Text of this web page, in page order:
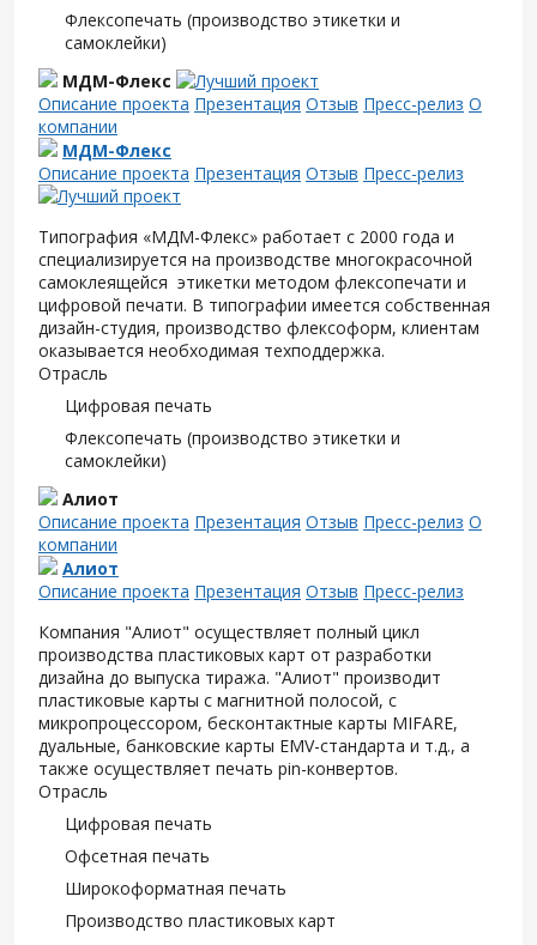
Флексопечать (производство этикетки и
самоклейки)
МДМ-Флекс
Описание проекта Презентация Отзыв Пресс-релиз О
компании
МДМ-Флекс
Описание проекта Презентация Отзыв Пресс-релиз
Типография «МДМ-Флекс» работает с 2000 года и
специализируется на производстве многокрасочной
самоклеящейся этикетки методом флексопечати и
цифровой печати. В типографии имеется собственная
дизайн-студия, производство флексоформ, клиентам
оказывается необходимая техподдержка.
Отрасль
Цифровая печать
Флексопечать (производство этикетки и
самоклейки)
Алиот
Описание проекта Презентация Отзыв Пресс-релиз О
компании
Алиот
Описание проекта Презентация Отзыв Пресс-релиз
Компания "Алиот" осуществляет полный цикл
производства пластиковых карт от разработки
дизайна до выпуска тиража. "Алиот" производит
пластиковые карты с магнитной полосой, с
микропроцессором, бесконтактные карты MIFARE,
дуальные, банковские карты EMV-стандарта и т.д., а
также осуществляет печать pin-конвертов.
Отрасль
Цифровая печать
Офсетная печать
Широкоформатная печать
Производство пластиковых карт